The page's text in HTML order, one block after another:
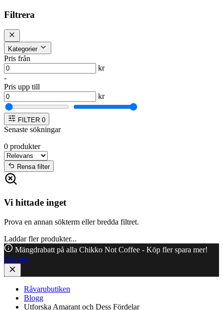
Filtrera
Kategorier
Pris från
kr
-
Pris upp till
kr
FILTER 0
Senaste sökningar
0 produkter
Rensa filter
Vi hittade inget
Prova en annan sökterm eller bredda filtret.
Laddar fler produkter...
Mängdrabatt på alla Chikko Not Coffee - Köp fler spara mer!
Läs mer
Råvarubutiken
Blogg
Utforska Amarant och Dess Fördelar